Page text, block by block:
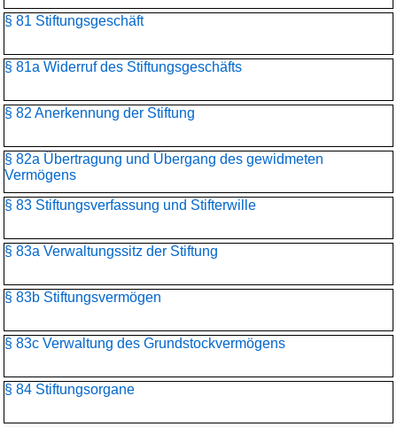
§ 81 Stiftungsgeschäft
§ 81a Widerruf des Stiftungsgeschäfts
§ 82 Anerkennung der Stiftung
§ 82a Übertragung und Übergang des gewidmeten
Vermögens
§ 83 Stiftungsverfassung und Stifterwille
§ 83a Verwaltungssitz der Stiftung
§ 83b Stiftungsvermögen
§ 83c Verwaltung des Grundstockvermögens
§ 84 Stiftungsorgane